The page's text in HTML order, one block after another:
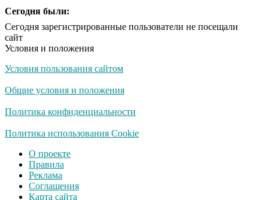
Ролик длится
смеяться вы будете
Королева вагона
оставит равнодушным
США — Южной
всё, что я подарил —
Забывший о
Сегодня были:
Сегодня зарегистрированные пользователи не посещали
сайт
Условия и положения
Условия пользования сайтом
Общие условия и положения
Политика конфиденциальности
Политика использования Cookie
О проекте
Правила
Реклама
Соглашения
Карта сайта